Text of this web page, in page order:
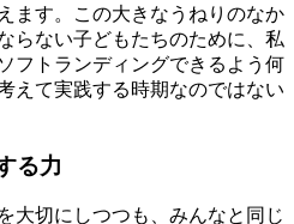
ます。この大きなうねりのなか
らない子どもたちのために、私
フトランディングできるよう何
えて実践する時期なのではない
る力
大切にしつつも、みんなと同じ